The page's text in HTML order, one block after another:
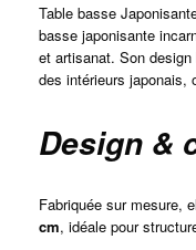
Table basse
basse japonisante
et artisanat. Son
des intérieurs japonais,
Design &
Fabriquée sur mesure,
cm, idéale pour